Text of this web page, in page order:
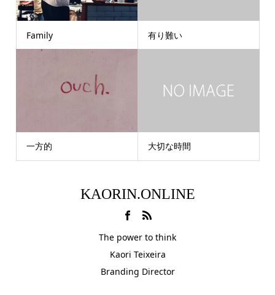
Family 有り難い
一方的 大切な時間
KAORIN.ONLINE
The power to think
Kaori Teixeira
Branding Director